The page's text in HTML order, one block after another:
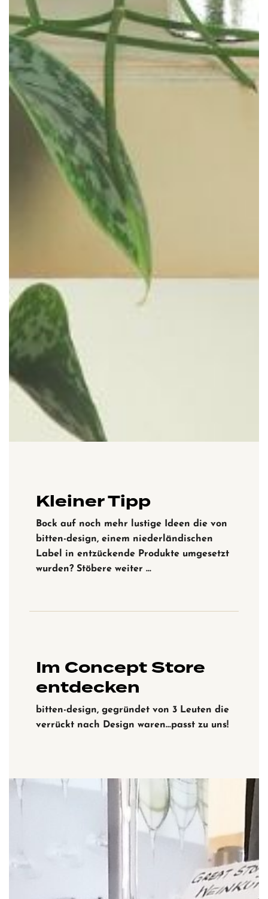
Kleiner Tipp
Bock auf noch mehr lustige Ideen die von
bitten-design, einem niederländischen
Label in entzückende Produkte umgesetzt
wurden? Stöbere weiter …
Im Concept Store
entdecken
bitten-design, gegründet von 3 Leuten die
verrückt nach Design waren…passt zu uns!